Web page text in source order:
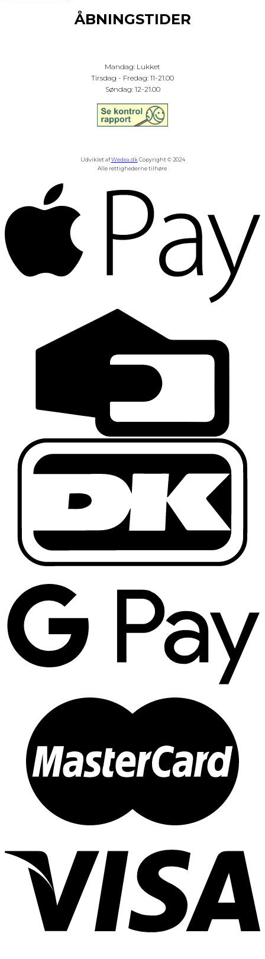
ÅBNINGSTIDER
Mandag: Lukket
Tirsdag - Fredag: 11-21.00
Søndag: 12-21.00
Udviklet afWedea.dkCopyright © 2024
Alle rettighederne tilhøre